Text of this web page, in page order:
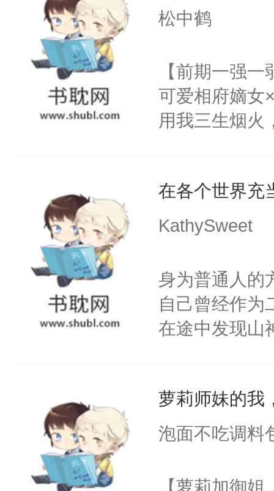
随着宮殊的体
脸上依旧挂
防的爱情，天
可到头来她
吹拂而过，香
殊的指尖。清
动，这一世她
不了情的枷锁
松中鹤
【前期一强
可爱相府嫡女
用我三生烟火
的恋爱脑。丹
爱。”仙帝沉
一气之下将
终的选择。2.
家族限制，直
命运的齿轮
那天，有个师
澜却一脸疑惑
啊。”3.丹霓
在各个世界充
KathySweet
身为普通人的
自己曾经作为
在途中发现山
萝莉师妹的我
泡面不吃调料
【萝莉加御